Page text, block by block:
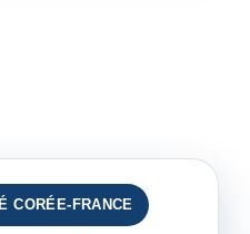
CORÉE-FRANCE